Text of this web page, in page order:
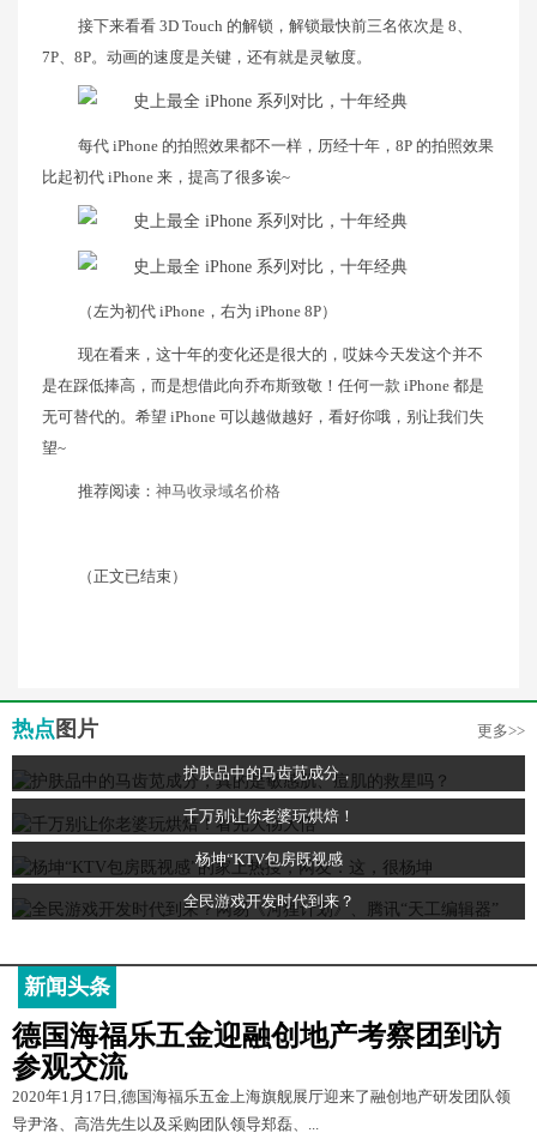
接下来看看 3D Touch 的解锁，解锁最快前三名依次是 8、
7P、8P。动画的速度是关键，还有就是灵敏度。
每代 iPhone 的拍照效果都不一样，历经十年，8P 的拍照效果
比起初代 iPhone 来，提高了很多诶~
（左为初代 iPhone，右为 iPhone 8P）
现在看来，这十年的变化还是很大的，哎妹今天发这个并不
是在踩低捧高，而是想借此向乔布斯致敬！任何一款 iPhone 都是
无可替代的。希望 iPhone 可以越做越好，看好你哦，别让我们失
望~
推荐阅读： 神马收录域名价格
（正文已结束）
热点 图片 更多>>
护肤品中的马齿苋成分，
千万别让你老婆玩烘焙！
杨坤“KTV包房既视感
全民游戏开发时代到来？
新闻头条
德国海福乐五金迎融创地产考察团到访
参观交流
2020年1月17日,德国海福乐五金上海旗舰展厅迎来了融创地产研发团队领
导尹洛、高浩先生以及采购团队领导郑磊、...